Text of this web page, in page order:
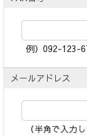
例）092-123-
メールアドレス
（半角で入力